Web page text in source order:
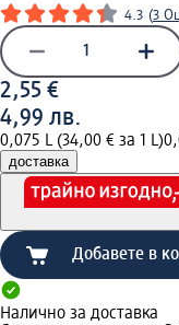
4.3 (3
2,55 €
4,99 лв.
0,075 L (34,00 € за 1 L)
доставка
Добавете в
Налично за доставка